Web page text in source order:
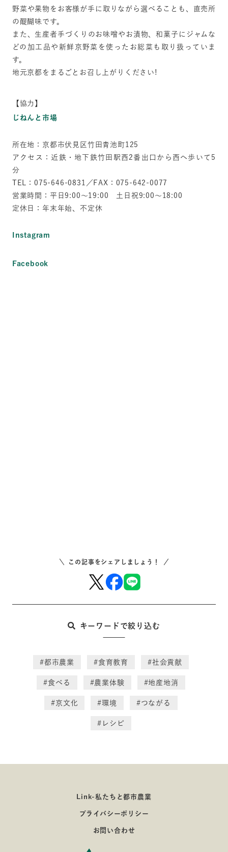
野菜や果物をお客様が手に取りながら選べることも、直売所
の醍醐味です。
また、生産者手づくりのお味噌やお漬物、和菓子にジャムな
どの加工品や新鮮京野菜を使ったお総菜も取り扱っていま
す。
地元京都をまるごとお召し上がりください!
【協力】
じねんと市場
所在地：京都市伏見区竹田青池町125
アクセス：近鉄・地下鉄竹田駅西2番出口から西へ歩いて5
分
TEL：075-646-0831／FAX：075-642-0077
営業時間：平日9:00～19:00 土日祝9:00～18:00
定休日：年末年始、不定休
Instagram
Facebook
この記事をシェアしましょう！
キーワードで絞り込む
#都市農業 #食育教育 #社会貢献
#食べる #農業体験 #地産地消
#京文化 #環境 #つながる
#レシピ
Link-私たちと都市農業
プライバシーポリシー
お問い合わせ